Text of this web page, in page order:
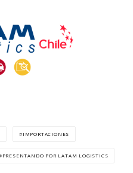
IMPORTACIONES
PRESENTANDO POR LATAM LOGISTICS